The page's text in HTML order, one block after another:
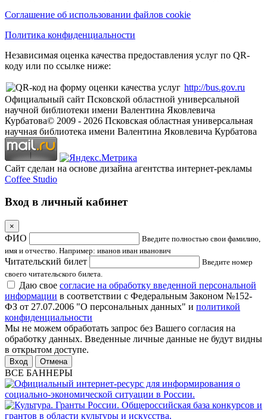
Соглашение об использовании файлов cookie
Политика конфиденциальности
Независимая оценка качества предоставления услуг по QR-
коду или по ссылке ниже:
http://bus.gov.ru
Официальный сайт Псковской областной универсальной
научной библиотеки имени Валентина Яковлевича
Курбатова© 2009 - 2026 Псковская областная универсальная
научная библиотека имени Валентина Яковлевича Курбатова
Сайт сделан на основе дизайна агентства интернет-рекламы
Coffee Studio
Вход в личный кабинет
×
ФИО
Введите полностью свои фамилию,
имя и отчество. Например: иванов иван иванович
Читательский билет
Введите номер
своего читательского билета.
Даю свое согласие на обработку введенной персональной
информации в соответствии с Федеральным Законом №152-
ФЗ от 27.07.2006 "О персональных данных" и политикой
конфиденциальности
Мы не можем обработать запрос без Вашего согласия на
обработку данных. Введенные личные данные не будут видны
в открытом доступе.
Отмена
ВСЕ БАННЕРЫ